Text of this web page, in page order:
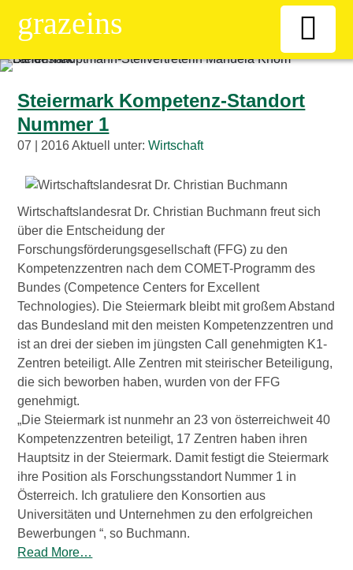
grazeins
Kiosk
News-Ticker
Frauen
Senioren
ÖAAB
Wirtschaftsbund
WB B2B
Mitglied werden
Graz & Steiermark
Tipps
Gassenschaun
Gassenschaun 2019
Steiermark Kompetenz-Standort
Nummer 1
07 | 2016 Aktuell unter:Wirtschaft
Wirtschaftslandesrat Dr. Christian Buchmann freut sich
über die Entscheidung der
Forschungsförderungsgesellschaft (FFG) zu den
Kompetenzzentren nach dem COMET-Programm des
Bundes (Competence Centers for Excellent
Technologies). Die Steiermark bleibt mit großem Abstand
das Bundesland mit den meisten Kompetenzzentren und
ist an drei der sieben im jüngsten Call genehmigten K1-
Zentren beteiligt. Alle Zentren mit steirischer Beteiligung,
die sich beworben haben, wurden von der FFG
genehmigt.
„Die Steiermark ist nunmehr an 23 von österreichweit 40
Kompetenzzentren beteiligt, 17 Zentren haben ihren
Hauptsitz in der Steiermark. Damit festigt die Steiermark
ihre Position als Forschungsstandort Nummer 1 in
Österreich. Ich gratuliere den Konsortien aus
Universitäten und Unternehmen zu den erfolgreichen
Bewerbungen “, so Buchmann.
Read More…